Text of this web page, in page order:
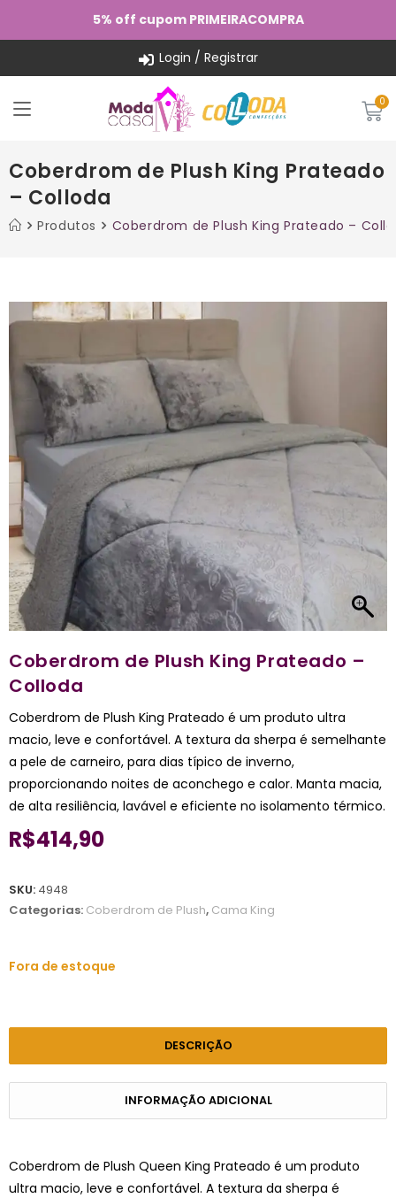
5% off cupom PRIMEIRACOMPRA
Login / Registrar
Coberdrom de Plush King Prateado
– Colloda
Produtos Coberdrom de Plush King Prateado –
Coberdrom de Plush King Prateado –
Colloda
Coberdrom de Plush King Prateado é um produto ultra
macio, leve e confortável. A textura da sherpa é semelhante
a pele de carneiro, para dias típico de inverno,
proporcionando noites de aconchego e calor. Manta macia,
de alta resiliência, lavável e eficiente no isolamento térmico.
R$414,90
SKU: 4948
Categorias: Coberdrom de Plush, Cama King
Fora de estoque
DESCRIÇÃO
INFORMAÇÃO ADICIONAL
Coberdrom de Plush Queen King Prateado é um produto
ultra macio, leve e confortável. A textura da sherpa é